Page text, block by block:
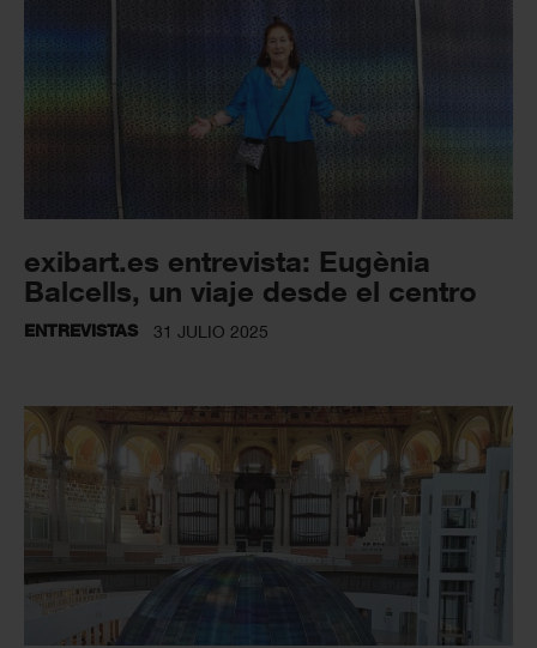
exibart.es entrevista: Eugènia
Balcells, un viaje desde el centro
ENTREVISTAS 31 JULIO 2025